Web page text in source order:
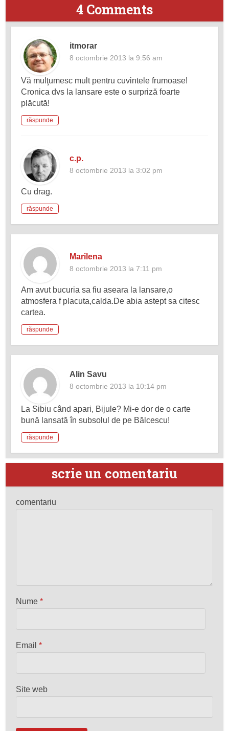
4 Comments
itmorar
8 octombrie 2013 la 9:56 am
Vă mulţumesc mult pentru cuvintele frumoase!
Cronica dvs la lansare este o surpriză foarte
plăcută!
răspunde
c.p.
8 octombrie 2013 la 3:02 pm
Cu drag.
răspunde
Marilena
8 octombrie 2013 la 7:11 pm
Am avut bucuria sa fiu aseara la lansare,o
atmosfera f placuta,calda.De abia astept sa citesc
cartea.
răspunde
Alin Savu
8 octombrie 2013 la 10:14 pm
La Sibiu când apari, Bijule? Mi-e dor de o carte
bună lansată în subsolul de pe Bălcescu!
răspunde
scrie un comentariu
comentariu
Nume*
Email*
Site web